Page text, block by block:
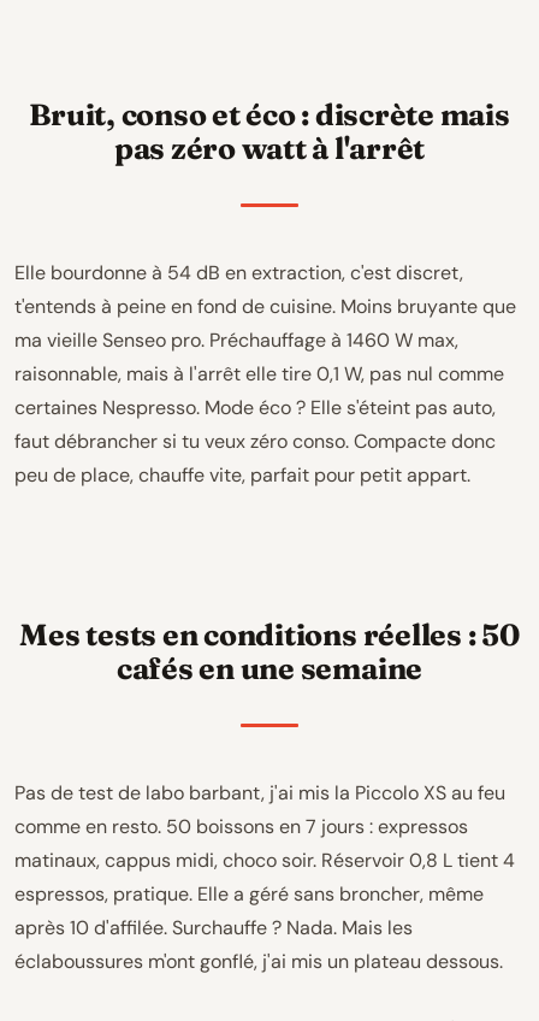
Bruit, conso et éco : discrète mais
pas zéro watt à l'arrêt
Elle bourdonne à 54 dB en extraction, c'est discret,
t'entends à peine en fond de cuisine. Moins bruyante que
ma vieille Senseo pro. Préchauffage à 1460 W max,
raisonnable, mais à l'arrêt elle tire 0,1 W, pas nul comme
certaines Nespresso. Mode éco ? Elle s'éteint pas auto,
faut débrancher si tu veux zéro conso. Compacte donc
peu de place, chauffe vite, parfait pour petit appart.
Mes tests en conditions réelles : 50
cafés en une semaine
Pas de test de labo barbant, j'ai mis la Piccolo XS au feu
comme en resto. 50 boissons en 7 jours : expressos
matinaux, cappus midi, choco soir. Réservoir 0,8 L tient 4
espressos, pratique. Elle a géré sans broncher, même
après 10 d'affilée. Surchauffe ? Nada. Mais les
éclaboussures m'ont gonflé, j'ai mis un plateau dessous.